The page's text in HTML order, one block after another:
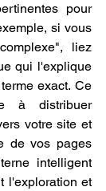
pour
si vous
liez
qui l'explique
exact. Ce
à distribuer
votre site et
de vos pages
intelligent
l'exploration et